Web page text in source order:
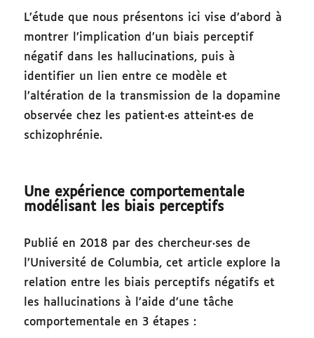
L’étude que nous présentons ici vise d’abord à
montrer l’implication d’un biais perceptif
négatif dans les hallucinations, puis à
identifier un lien entre ce modèle et
l’altération de la transmission de la dopamine
observée chez les patient·es atteint·es de
schizophrénie.
Une expérience comportementale
modélisant les biais perceptifs
Publié en 2018 par des chercheur·ses de
l’Université de Columbia, cet article explore la
relation entre les biais perceptifs négatifs et
les hallucinations à l’aide d’une tâche
comportementale en 3 étapes :